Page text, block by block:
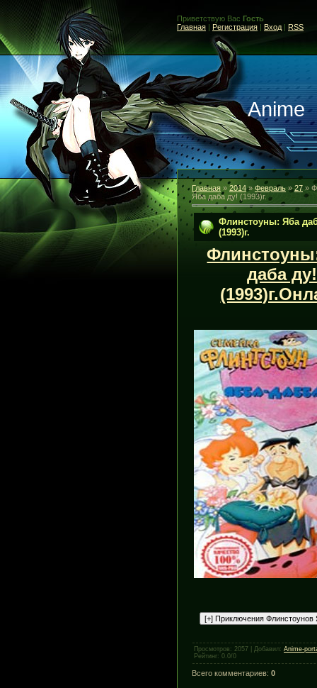
Приветствую Вас Гость
Главная | Регистрация | Вход | RSS
Anime
Главная » 2014 » Февраль » 27 »
Яба даба ду! (1993)г.
Флинстоуны: Яба
(1993)г.
даба ду!
Просмотров: 2057 Добавил: Anime-
Рейтинг: 0.0/0
Всего комментариев: 0